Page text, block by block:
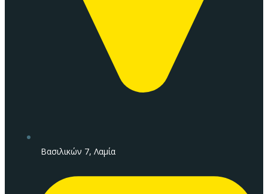
Βασιλικών 7, Λαμία